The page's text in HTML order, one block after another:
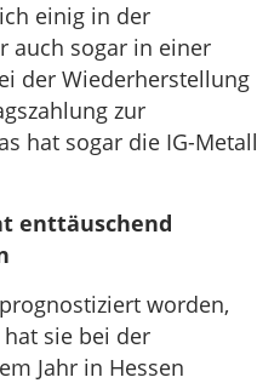
einig in der
auch sogar in einer
der Wiederherstellung
zur
hat sogar die IG-Metall
enttäuschend
worden,
sie bei der
Jahr in Hessen